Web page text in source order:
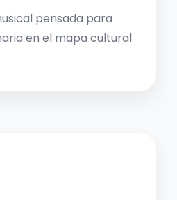
pensada para
en el mapa cultural